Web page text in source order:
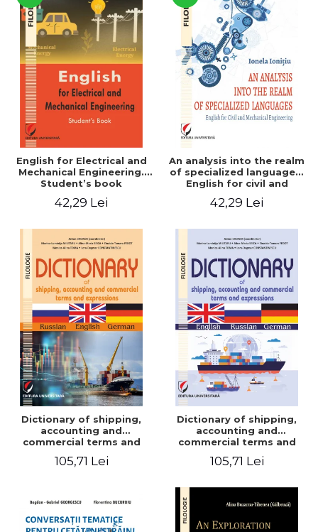
English for Electrical and
Mechanical Engineering.
Student’s book
42,29 Lei
An analysis into the realm
of specialized languages.
English for civil and
42,29 Lei
Dictionary of shipping,
accounting and
commercial terms and
English-German
105,71 Lei
Dictionary of shipping,
accounting and
commercial terms and
Russian – German
105,71 Lei